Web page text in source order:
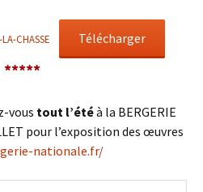
CHASSE Télécharger
*****
vous tout l’étéà la BERGERIE
pour l’exposition des œuvres
nationale.fr/